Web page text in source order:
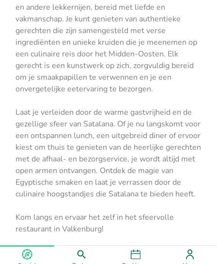
en andere lekkernijen, bereid met liefde en
vakmanschap. Je kunt genieten van authentieke
gerechten die zijn samengesteld met verse
ingrediënten en unieke kruiden die je meenemen op
een culinaire reis door het Midden-Oosten. Elk
gerecht is een kunstwerk op zich, zorgvuldig bereid
om je smaakpapillen te verwennen en je een
onvergetelijke eetervaring te bezorgen.
Laat je verleiden door de warme gastvrijheid en de
gezellige sfeer van Satalana. Of je nu langskomt voor
een ontspannen lunch, een uitgebreid diner of ervoor
kiest om thuis te genieten van de heerlijke gerechten
met de afhaal- en bezorgservice, je wordt altijd met
open armen ontvangen. Ontdek de magie van
Egyptische smaken en laat je verrassen door de
culinaire hoogstandjes die Satalana te bieden heeft.
Kom langs en ervaar het zelf in het sfeervolle
restaurant in Valkenburg!